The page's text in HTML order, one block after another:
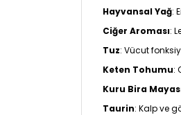
Hayvansal Yağ:
Ciğer Aroması:
Tuz: Vücut
Keten Tohumu:
Kuru Bira
Taurin: Kalp ve